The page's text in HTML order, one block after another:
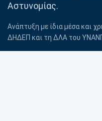
Αστυνομίας.
Ανάπτυξη με ίδια μέσα και
ΔΗΔΕΠ και τη ΔΛΑ του